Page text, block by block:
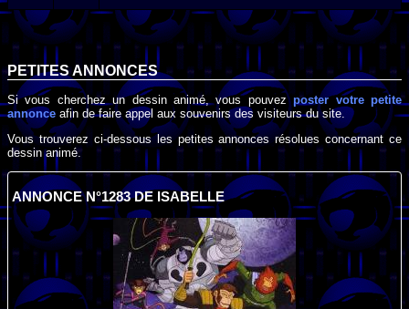
PETITES ANNONCES
Si vous cherchez un dessin animé, vous pouvezposter votre petite
annonce afin de faire appel aux souvenirs des visiteurs du site.
Vous trouverez ci-dessous les petites annonces résolues concernant ce
dessin animé.
ANNONCE N°1283 DE ISABELLE